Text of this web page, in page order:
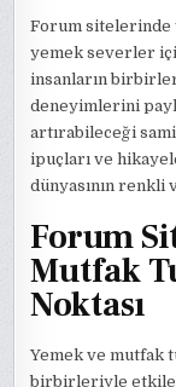
Forum sitelerinde
yemek severler
insanların
deneyimlerini
artırabileceği
ipuçları ve
dünyasının renkli
Forum
Mutfak
Noktası
Yemek ve mutfak
birbirleriyle